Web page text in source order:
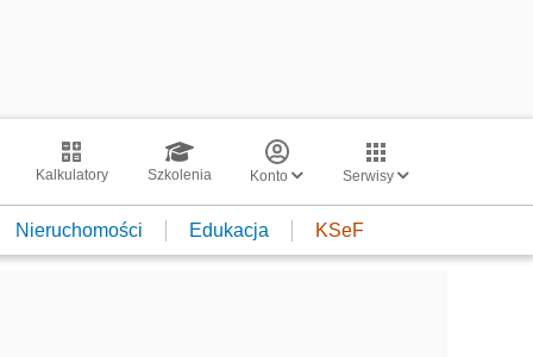
Kalkulatory Szkolenia Konto Serwisy
Nieruchomości Edukacja KSeF